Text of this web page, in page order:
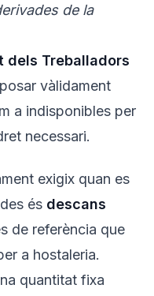
de la
dels Treballadors
vàlidament
a indisponibles per
necessari.
exigix quan es
és descans
de referència que
a hostaleria.
quantitat fixa